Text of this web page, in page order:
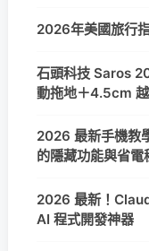
2026年美國旅行
石頭科技 Saros
動拖地＋4.5cm
2026 最新手機教
的隱藏功能與省電
2026 最新！
AI 程式開發神器